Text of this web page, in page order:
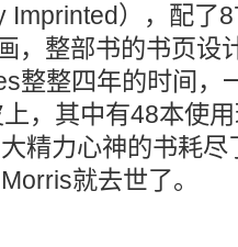
Imprinted），配了
，整部书的书页设
整整四年的时间，
，其中有48本使
精力心神的书耗
就去世了。